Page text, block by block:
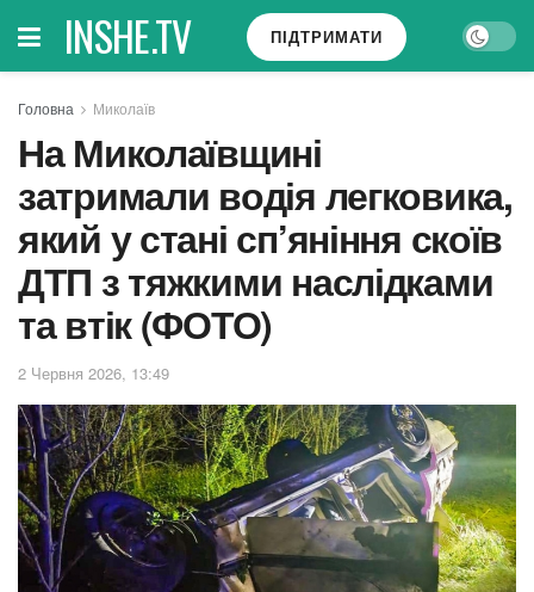
INSHE.TV ПІДТРИМАТИ
Головна Миколаїв
На Миколаївщині
затримали водія легковика,
який у стані сп’яніння скоїв
ДТП з тяжкими наслідками
та втік (ФОТО)
2 Червня 2026, 13:49